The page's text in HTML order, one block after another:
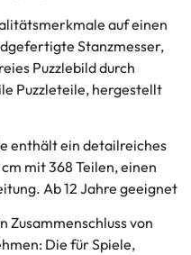
auf einen
Stanzmesser,
Puzzlebild durch
Puzzleteile, hergestellt
enthält ein detailreiches
mit 368 Teilen, einen
Ab 12 Jahre geeignet
Zusammenschluss von
Die für Spiele,